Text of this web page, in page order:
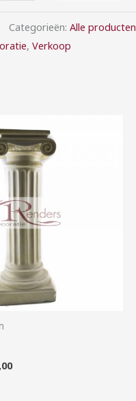
Categorieën: Alle producten
, Verkoop
€20,00
tot
€40,00